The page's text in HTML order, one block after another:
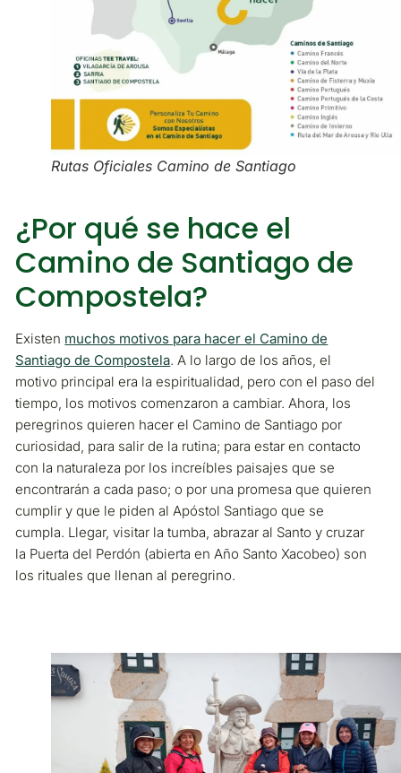
Rutas Oficiales Camino de Santiago
¿Por qué se hace el
Camino de Santiago de
Compostela?
Existen muchos motivos para hacer el Camino de
Santiago de Compostela. A lo largo de los años, el
motivo principal era la espiritualidad, pero con el paso del
tiempo, los motivos comenzaron a cambiar. Ahora, los
peregrinos quieren hacer el Camino de Santiago por
curiosidad, para salir de la rutina; para estar en contacto
con la naturaleza por los increíbles paisajes que se
encontrarán a cada paso; o por una promesa que quieren
cumplir y que le piden al Apóstol Santiago que se
cumpla. Llegar, visitar la tumba, abrazar al Santo y cruzar
la Puerta del Perdón (abierta en Año Santo Xacobeo) son
los rituales que llenan al peregrino.